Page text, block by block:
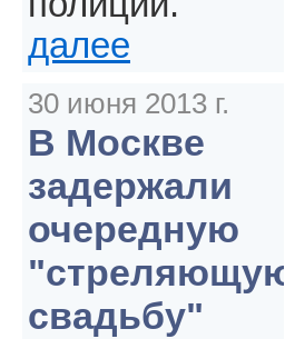
далее
30 июня 2013 г.
В Москве
задержали
очередную
"стреляющую
свадьбу"